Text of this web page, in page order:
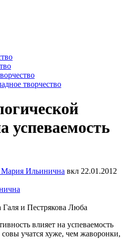
творчество
успеваемость
Ильинична вкл 22.01.2012
и Пестрякова Люба
влияет на успеваемость
учатся хуже, чем жаворонки,